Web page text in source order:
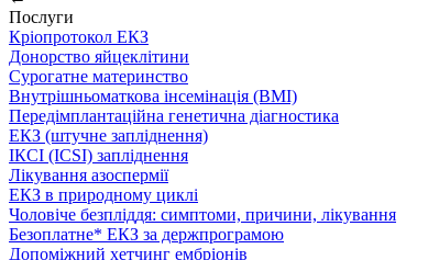
Послуги
Кріопротокол ЕКЗ
Донорство яйцеклітини
Сурогатне материнство
Внутрішньоматкова інсемінація (ВМІ)
Передімплантаційна генетична діагностика
ЕКЗ (штучне запліднення)
ІКСІ (ICSI) запліднення
Лікування азоспермії
ЕКЗ в природному циклі
Чоловіче безпліддя: симптоми, причини, лікування
Безоплатне* ЕКЗ за держпрограмою
Допоміжний хетчинг ембріонів